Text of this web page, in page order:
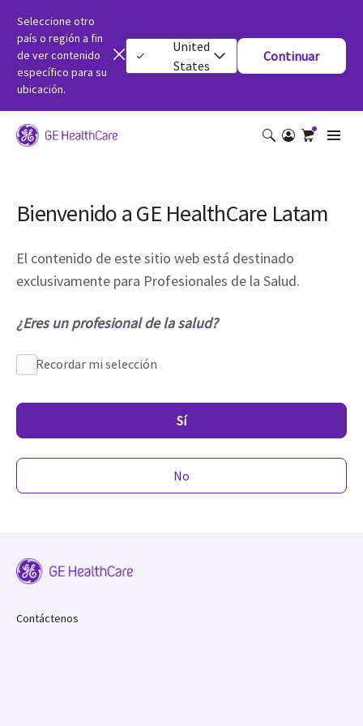
Seleccione otro
país o región a fin
de ver contenido
específico para su
ubicación.
United
States
Continuar
Bienvenido a GE HealthCare Latam
El contenido de este sitio web está destinado
exclusivamente para Profesionales de la Salud.
¿Eres un profesional de la salud?
Recordar mi selección
Sí
No
Contáctenos